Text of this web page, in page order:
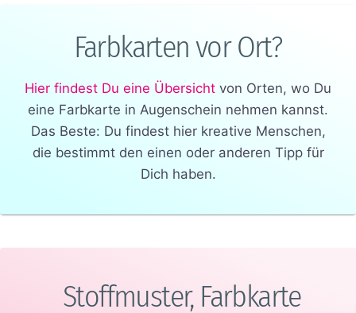
Farbkarten vor Ort?
Hier findest Du eine Übersicht von Orten, wo Du
eine Farbkarte in Augenschein nehmen kannst.
Das Beste: Du findest hier kreative Menschen,
die bestimmt den einen oder anderen Tipp für
Dich haben.
Stoffmuster, Farbkarte